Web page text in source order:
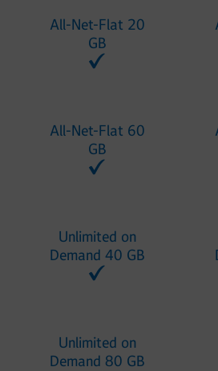
All-Net-Flat 20
GB
All-Net-Flat 60
GB
Unlimited on
Demand 40 GB
Unlimited on
Demand 80 GB